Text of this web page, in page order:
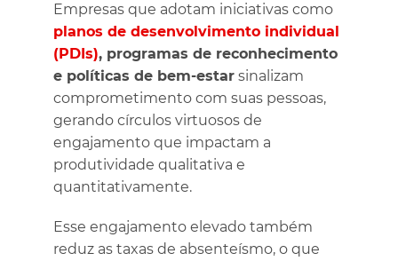
Empresas que adotam iniciativas como
planos de desenvolvimento individual
(PDIs), programas de reconhecimento
e políticas de bem-estar sinalizam
comprometimento com suas pessoas,
gerando círculos virtuosos de
engajamento que impactam a
produtividade qualitativa e
quantitativamente.
Esse engajamento elevado também
reduz as taxas de absenteísmo, o que